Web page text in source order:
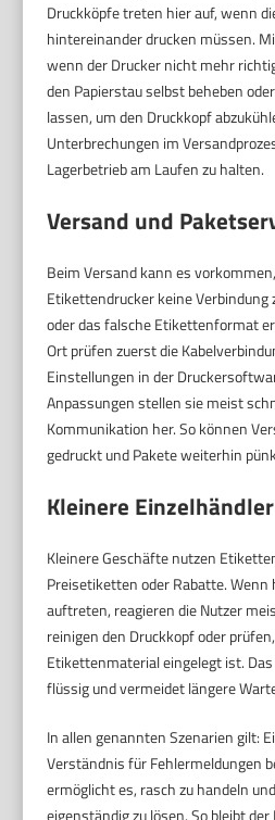
Druckköpfe treten hier auf, wenn
hintereinander drucken müssen.
wenn der Drucker nicht mehr
den Papierstau selbst beheben
lassen, um den Druckkopf
Unterbrechungen im
Lagerbetrieb am Laufen zu halten.
Versand und
Beim Versand kann es
Etikettendrucker keine
oder das falsche Etikettenformat
Ort prüfen zuerst die
Einstellungen in der
Anpassungen stellen sie meist
Kommunikation her. So können
gedruckt und Pakete weiterhin
Kleinere Einzelhändler
Kleinere Geschäfte nutzen
Preisetiketten oder Rabatte. Wenn
auftreten, reagieren die Nutzer
reinigen den Druckkopf oder
Etikettenmaterial eingelegt ist.
flüssig und vermeidet längere
In allen genannten Szenarien gilt:
Verständnis für Fehlermeldungen
ermöglicht es, rasch zu handeln
eigenständig zu lösen. So bleibt